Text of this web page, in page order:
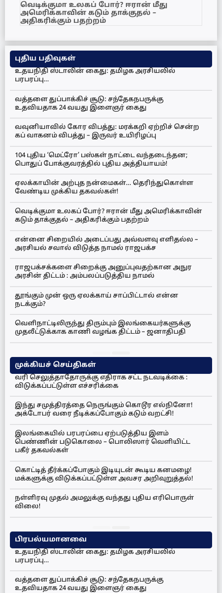
வெடிக்குமா உலகப் போர்? ஈரான் மீது
அமெரிக்காவின் கடும் தாக்குதல் –
அதிகரிக்கும் பதற்றம்
புதிய பதிவுகள்
உதயநிதி ஸ்டாலின் கைது: தமிழக அரசியலில்
பரபரப்பு…
வத்தளை துப்பாக்கிச் சூடு: சந்தேகநபருக்கு
உதவியதாக 24 வயது இளைஞர் கைது
வவுனியாவில் கோர விபத்து: மரக்கறி ஏற்றிச் சென்ற
கப் வாகனம் விபத்து – இருவர் உயிரிழப்பு
104 புதிய ‘மெட்ரோ’ பஸ்கள் நாட்டை வந்தடைந்தன;
பொதுப் போக்குவரத்தில் புதிய அத்தியாயம்!
ஏலக்காயின் அற்புத நன்மைகள்… தெரிந்துகொள்ள
வேண்டிய முக்கிய தகவல்கள்!
வெடிக்குமா உலகப் போர்? ஈரான் மீது அமெரிக்காவின்
கடும் தாக்குதல் – அதிகரிக்கும் பதற்றம்
என்னை சிறையில் அடைப்பது அவ்வளவு எளிதல்ல –
அரசியல் சவால் விடுத்த நாமல் ராஜபக்ச
ராஜபக்சக்களை சிறைக்கு அனுப்புவதற்கான அநுர
அரசின் திட்டம் : அம்பலப்படுத்திய நாமல்
தூங்கும் முன் ஒரு ஏலக்காய் சாப்பிட்டால் என்ன
நடக்கும்?
வெளிநாட்டிலிருந்து திரும்பும் இலங்கையர்களுக்கு
முதலீட்டுக்காக காணி வழங்க திட்டம் – ஜனாதிபதி
முக்கியச் செய்திகள்
வரி செலுத்தாதோருக்கு எதிராக சட்ட நடவடிக்கை :
விடுக்கப்பட்டுள்ள எச்சரிக்கை
இந்து சமுத்திரத்தை நெருங்கும் கொடூர எல்நினோ!
அக்டோபர் வரை நீடிக்கப்போகும் கடும் வறட்சி!
இலங்கையில் பரபரப்பை ஏற்படுத்திய இளம்
பெண்ணின் படுகொலை – பொலிஸார் வெளியிட்ட
பகீர் தகவல்கள்
கொட்டித் தீர்க்கப்போகும் இடியுடன் கூடிய கனமழை!
மக்களுக்கு விடுக்கப்பட்டுள்ள அவசர அறிவுறுத்தல்!
நள்ளிரவு முதல் அமலுக்கு வந்தது புதிய எரிபொருள்
விலை!
பிரபல்யமானவை
உதயநிதி ஸ்டாலின் கைது: தமிழக அரசியலில்
பரபரப்பு…
வத்தளை துப்பாக்கிச் சூடு: சந்தேகநபருக்கு
உதவியதாக 24 வயது இளைஞர் கைது